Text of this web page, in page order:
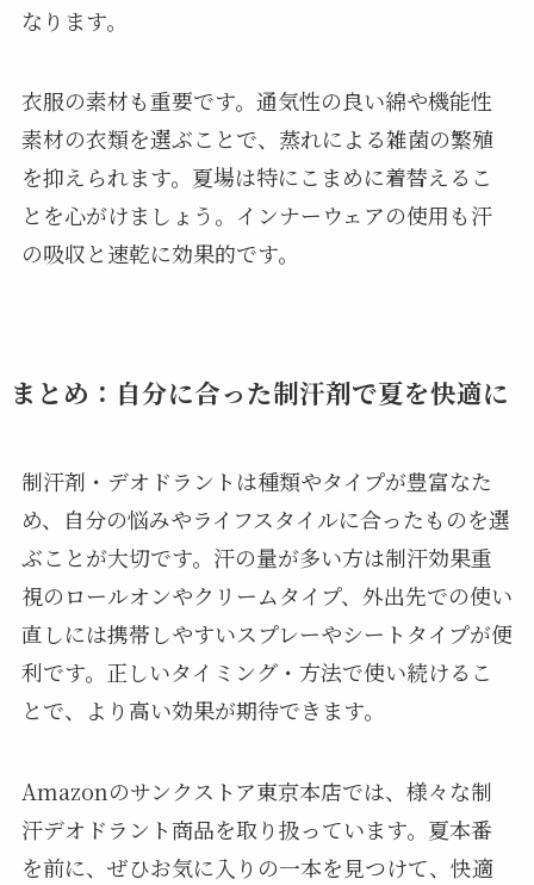
なります。
衣服の素材も重要です。通気性の良い綿や機能性
素材の衣類を選ぶことで、蒸れによる雑菌の繁殖
を抑えられます。夏場は特にこまめに着替えるこ
とを心がけましょう。インナーウェアの使用も汗
の吸収と速乾に効果的です。
まとめ：自分に合った制汗剤で夏を快適に
制汗剤・デオドラントは種類やタイプが豊富なた
め、自分の悩みやライフスタイルに合ったものを選
ぶことが大切です。汗の量が多い方は制汗効果重
視のロールオンやクリームタイプ、外出先での使い
直しには携帯しやすいスプレーやシートタイプが便
利です。正しいタイミング・方法で使い続けるこ
とで、より高い効果が期待できます。
Amazonのサンクストア東京本店では、様々な制
汗デオドラント商品を取り扱っています。夏本番
を前に、ぜひお気に入りの一本を見つけて、快適